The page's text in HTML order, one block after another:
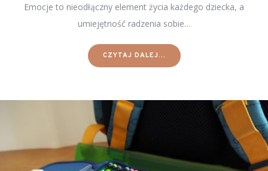
Emocje to nieodłączny element życia każdego dziecka, a
umiejętność radzenia sobie…
CZYTAJ DALEJ...